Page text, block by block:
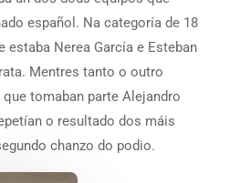
español. Na categoría de 18
estaba Nerea García e Esteban
Mentres tanto o outro
tomaban parte Alejandro
o resultado dos máis
chanzo do podio.